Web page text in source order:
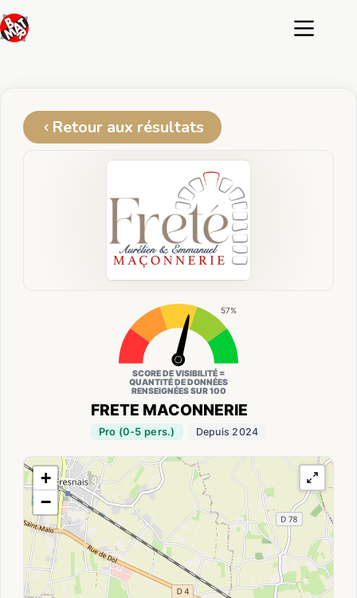
au
contenu
Retour aux résultats
FRETE MACONNERIE
Pro (0-5 pers.) Depuis 2024
57%
SCORE DE VISIBILITÉ =
QUANTITÉ DE DONNÉES
RENSEIGNÉES SUR 100
+
−